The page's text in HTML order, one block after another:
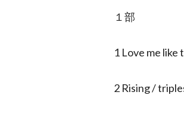
１部
1 Love me
2 Rising /